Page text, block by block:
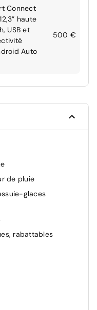
Connect
haute
USB et
Auto
500 €
de pluie
glaces
rabattables
électrique
en hauteur
démarrage sans clé